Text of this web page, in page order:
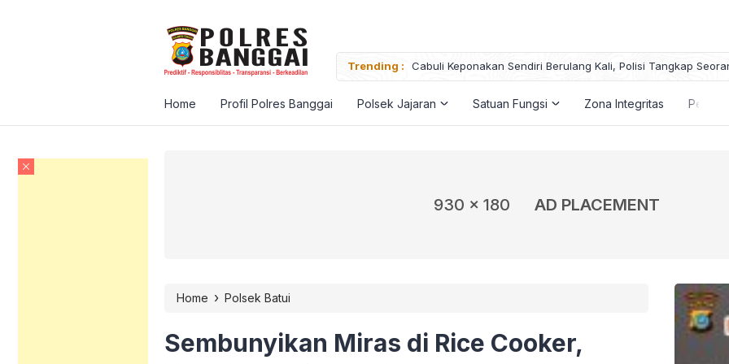
Trending :
Pantau Vaksinasi Massal Target Satu Juta Cabuli Keponakan Sendiri Berulang Kali, Polisi Tangkap
Home Profil Polres Banggai Polsek Jajaran Satuan Fungsi Zona Integritas
930 x 180 AD PLACEMENT
Home › Polsek Batui
Sembunyikan Miras di Rice Cooker,